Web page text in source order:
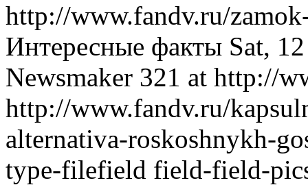
http://www.fandv.ru/
Интересные факты Sat,
Newsmaker 321 at http://
http://www.fandv.ru/
alternativa-roskoshnykh-
type-filefield field-field-